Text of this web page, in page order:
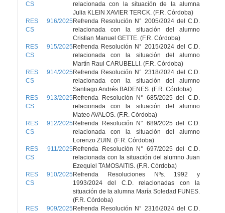
CS
relacionada con la situación de la alumna
Julia KLEIN XAVIER TERCK. (F.R. Córdoba)
RES 916/2025
CS
Refrenda Resolución N° 2005/2024 del C.D.
relacionada con la situación del alumno
Cristian Manuel GETTE. (F.R. Córdoba)
RES 915/2025
CS
Refrenda Resolución N° 2015/2024 del C.D.
relacionada con la situación del alumno
Martín Raul CARUBELLI. (F.R. Córdoba)
RES 914/2025
CS
Refrenda Resolución N° 2318/2024 del C.D.
relacionada con la situación del alumno
Santiago Andrés BADENES. (F.R. Córdoba)
RES 913/2025
CS
Refrenda Resolución N° 685/2025 del C.D.
relacionada con la situación del alumno
Mateo AVALOS. (F.R. Córdoba)
RES 912/2025
CS
Refrenda Resolución N° 689/2025 del C.D.
relacionada con la situación del alumno
Lorenzo ZUIN. (F.R. Córdoba)
RES 911/2025
CS
Refrenda Resolución N° 697/2025 del C.D.
relacionada con la situación del alumno Juan
Ezequiel TAMOSAITIS. (F.R. Córdoba)
RES 910/2025
CS
Refrenda Resoluciones Nºs. 1992 y
1993/2024 del C.D. relacionadas con la
situación de la alumna María Soledad FUNES.
(F.R. Córdoba)
RES 909/2025 Refrenda Resolución N° 2316/2024 del C.D.